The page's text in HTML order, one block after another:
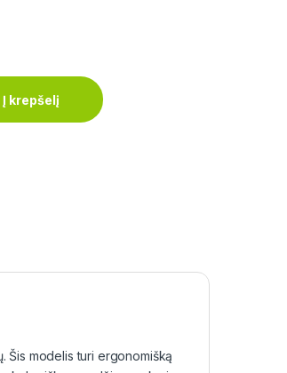
MBG quantity
Į krepšelį
Šis modelis turi ergonomišką